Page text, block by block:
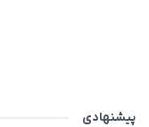
پیشنهادی